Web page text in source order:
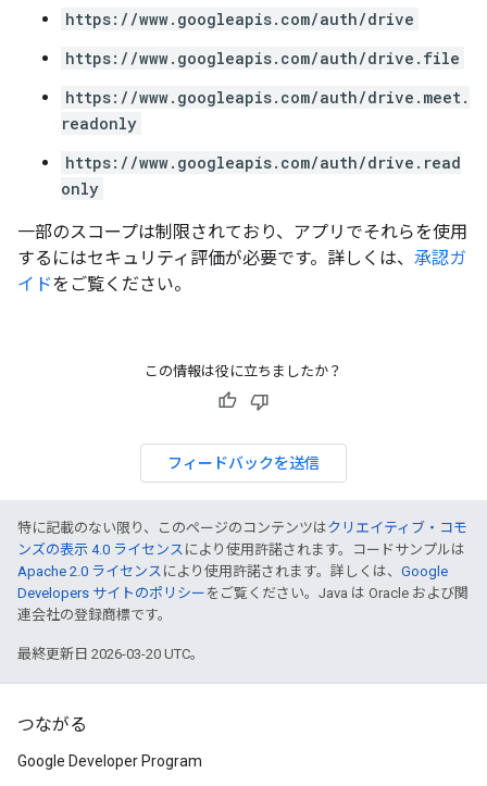
https://www.googleapis.com/auth/drive
https://www.googleapis.com/auth/drive.file
https://www.googleapis.com/auth/drive.meet.
readonly
https://www.googleapis.com/auth/drive.read
only
一部のスコープは制限されており、アプリでそれらを使用
するにはセキュリティ評価が必要です。詳しくは、 承認ガ
イドをご覧ください。
この情報は役に立ちましたか？
フィードバックを送信
特に記載のない限り、このページのコンテンツはクリエイティブ・コモ
ンズの表示 4.0 ライセンス により使用許諾されます。コードサンプルは
Apache 2.0 ライセンス により使用許諾されます。詳しくは、 Google
Developers サイトのポリシー をご覧ください。Java は Oracle および関
連会社の登録商標です。
最終更新日 2026-03-20 UTC。
つながる
Google Developer Program